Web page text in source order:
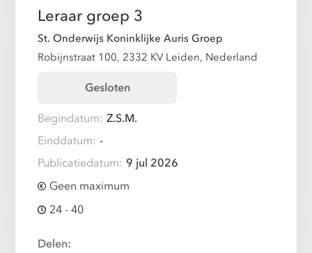
Leraar groep 3
St. Onderwijs Koninklijke Auris Groep
Robijnstraat 100, 2332 KV Leiden, Nederland
Gesloten
Begindatum: Z.S.M.
Einddatum: -
Publicatiedatum: 9 jul 2026
Geen maximum
24 - 40
Delen: